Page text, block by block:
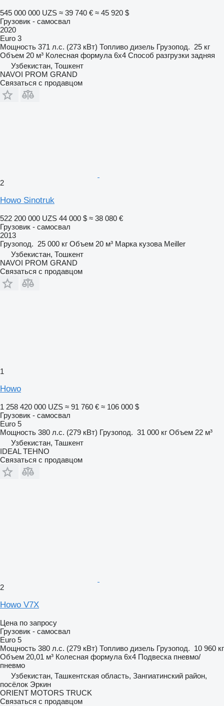
545 000 000 UZS ≈ 39 740 € ≈ 45 920 $
Грузовик - самосвал
2020
Euro 3
Мощность 371 л.с. (273 кВт) Топливо дизель Грузопод. 25 кг
Объем 20 м³ Колесная формула 6x4 Способ разгрузки задняя
Узбекистан, Тошкент
NAVOI PROM GRAND
Связаться с продавцом
2
Howo Sinotruk
522 200 000 UZS 44 000 $ ≈ 38 080 €
Грузовик - самосвал
2013
Грузопод. 25 000 кг Объем 20 м³ Марка кузова Meiller
Узбекистан, Тошкент
NAVOI PROM GRAND
Связаться с продавцом
1
Howo
1 258 420 000 UZS ≈ 91 760 € ≈ 106 000 $
Грузовик - самосвал
Euro 5
Мощность 380 л.с. (279 кВт) Грузопод. 31 000 кг Объем 22 м³
Узбекистан, Ташкент
IDEAL TEHNO
Связаться с продавцом
2
Howo V7X
Цена по запросу
Грузовик - самосвал
Euro 5
Мощность 380 л.с. (279 кВт) Топливо дизель Грузопод. 10 960 кг
Объем 20,01 м³ Колесная формула 6x4 Подвеска пневмо/
пневмо
Узбекистан, Ташкентская область, Зангиатинский район,
посёлок Эркин
ORIENT MOTORS TRUCK
Связаться с продавцом